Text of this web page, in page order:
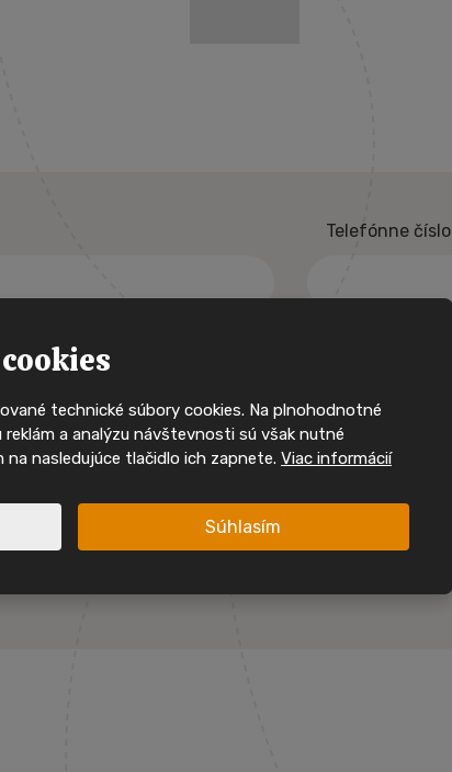
Telefónne číslo
technické súbory cookies. Na plnohodnotné
a analýzu návštevnosti sú však nutné
nasledujúce tlačidlo ich zapnete. Viac informácií
Súhlasím
Ty nejzajímavější mobilní domy si často najdou
svého majitele velmi rychle. Sledujte nás na
sociálních sítích a mějte přehled o nových
Sledujte nás na Instagramu